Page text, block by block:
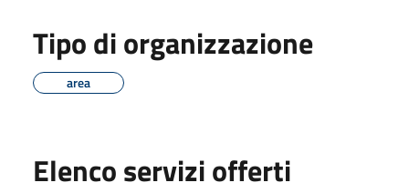
Tipo di organizzazione
area
Elenco servizi offerti